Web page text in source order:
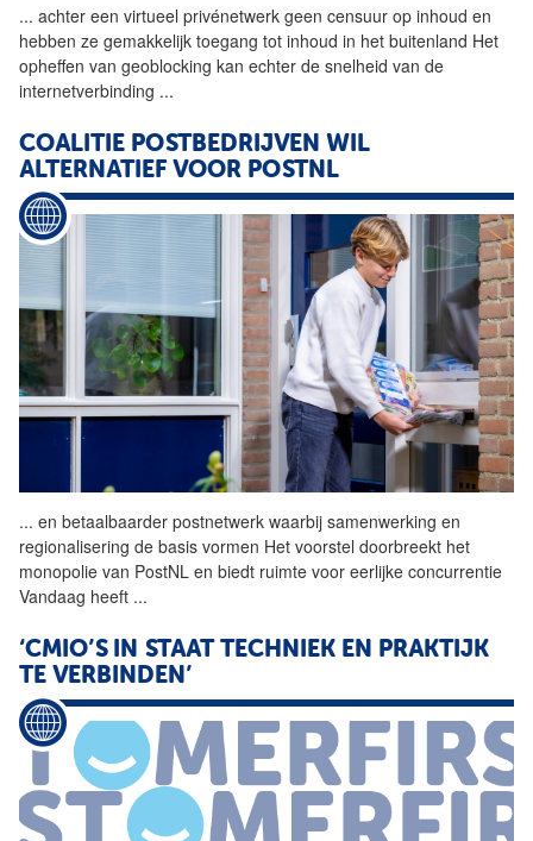
... achter een virtueel privénetwerk geen censuur op inhoud en
hebben ze gemakkelijk toegang tot inhoud in het buitenland Het
opheffen van geoblocking kan echter de snelheid van de
internetverbinding ...
COALITIE POSTBEDRIJVEN WIL
ALTERNATIEF VOOR POSTNL
... en betaalbaarder postnetwerk waarbij samenwerking en
regionalisering de basis vormen Het voorstel doorbreekt het
monopolie van PostNL en biedt ruimte voor eerlijke concurrentie
Vandaag heeft ...
‘CMIO’S IN STAAT TECHNIEK EN PRAKTIJK
TE VERBINDEN’